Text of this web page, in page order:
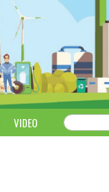
VIDEO